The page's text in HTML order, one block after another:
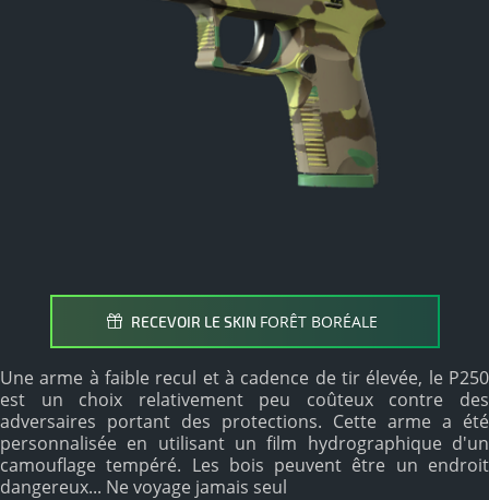
RECEVOIR LE SKIN FORÊT BORÉALE
Une arme à faible recul et à cadence de tir élevée, le P250
est un choix relativement peu coûteux contre des
adversaires portant des protections. Cette arme a été
personnalisée en utilisant un film hydrographique d'un
camouflage tempéré. Les bois peuvent être un endroit
dangereux... Ne voyage jamais seul